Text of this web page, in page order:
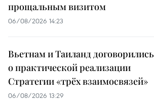
прощальным визитом
06/08/2026 14:23
Вьетнам и Таиланд договорились
о практической реализации
Стратегии «трёх взаимосвязей»
06/08/2026 13:29